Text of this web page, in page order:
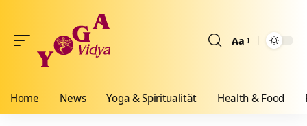
Aa
Home News Yoga & Spiritualität Health & Food